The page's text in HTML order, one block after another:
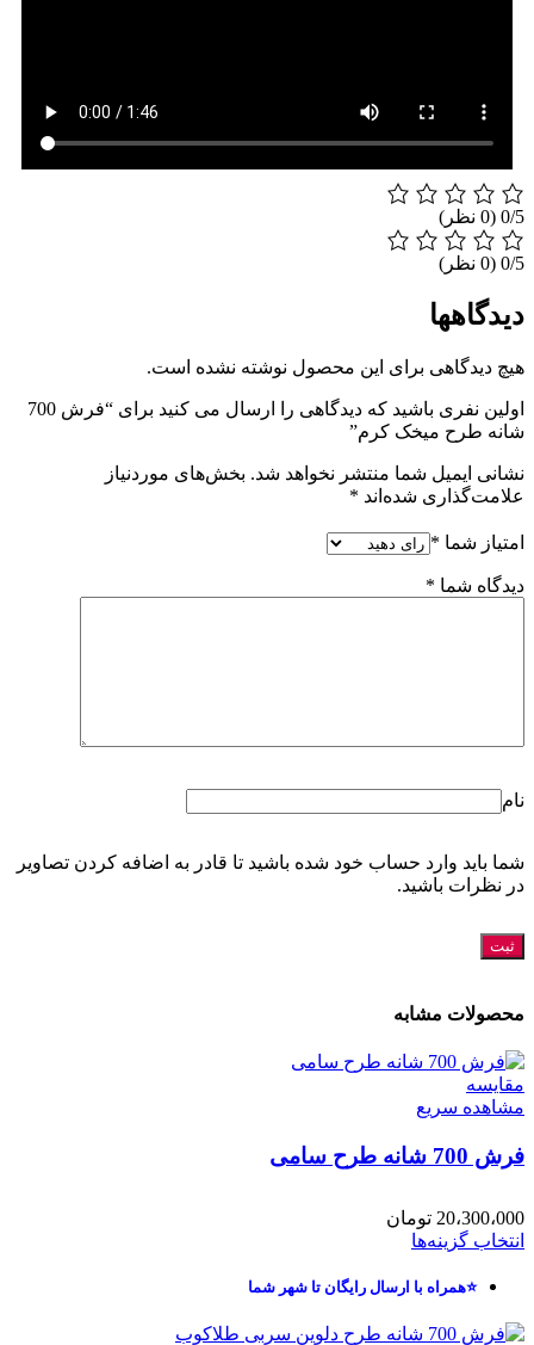
‫0/5
‫0/5
دیدگاهها
هیچ دیدگاهی برای این محصول نوشته نشده است.
اولین نفری باشید که دیدگاهی را ارسال می کنید برای “فرش 700
شانه طرح میخک کرم”
نشانی ایمیل شما منتشر نخواهد شد. بخش‌های موردنیاز
علامت‌گذاری شده‌اند*
امتیاز شما*
دیدگاه شما*
نام
شما باید وارد حساب خود شده باشید تا قادر به اضافه کردن تصاویر
در نظرات باشید.
محصولات مشابه
مقایسه
مشاهده سریع
فرش 700 شانه طرح سامی
20،300،000 تومان
انتخاب گزینه‌ها
⭐همراه با ارسال رایگان تا شهر شما